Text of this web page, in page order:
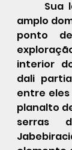
amplo
ponto
interior
dali
entre
planalto
serras